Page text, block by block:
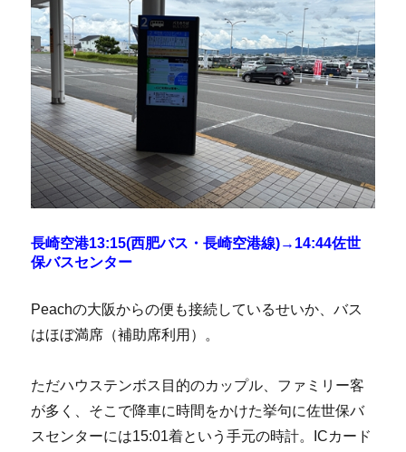
長崎空港13:15(西肥バス・長崎空港線)→14:44佐世
保バスセンター
Peachの大阪からの便も接続しているせいか、バス
はほぼ満席（補助席利用）。
ただハウステンボス目的のカップル、ファミリー客
が多く、そこで降車に時間をかけた挙句に佐世保バ
スセンターには15:01着という手元の時計。ICカード